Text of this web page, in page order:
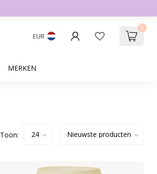
EUR
0
MERKEN
Toon: